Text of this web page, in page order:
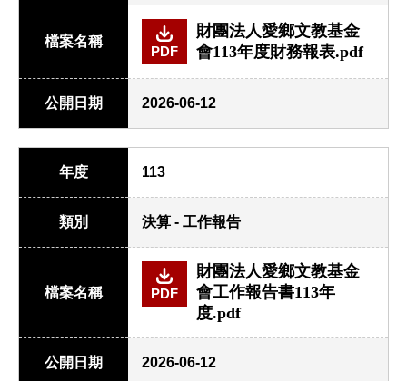
檔案名稱
PDF
財團法人愛鄉文教基金
會113年度財務報表.pdf
公開日期 2026-06-12
年度 113
類別 決算 - 工作報告
檔案名稱 PDF
財團法人愛鄉文教基金
會工作報告書113年
度.pdf
公開日期 2026-06-12